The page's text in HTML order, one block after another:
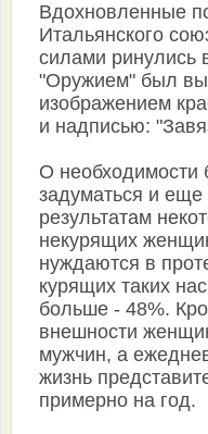
Вдохновленные
Итальянского
силами ринулись
"Оружием" был
изображением
и надписью:
О необходимости
задуматься и еще
результатам
некурящих
нуждаются в
курящих таких
больше - 48%.
внешности
мужчин, а
жизнь
примерно на год.